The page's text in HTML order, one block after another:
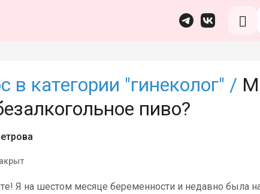
в категории "гинеколог" /
пиво?
Я на шестом месяце беременности и недавно была